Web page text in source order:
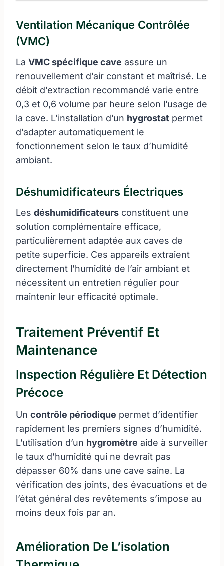
Ventilation Mécanique Contrôlée
(VMC)
La VMC spécifique cave assure un
renouvellement d’air constant et maîtrisé. Le
débit d’extraction recommandé varie entre
0,3 et 0,6 volume par heure selon l’usage de
la cave. L’installation d’un hygrostat permet
d’adapter automatiquement le
fonctionnement selon le taux d’humidité
ambiant.
Déshumidificateurs Électriques
Les déshumidificateurs constituent une
solution complémentaire efficace,
particulièrement adaptée aux caves de
petite superficie. Ces appareils extraient
directement l’humidité de l’air ambiant et
nécessitent un entretien régulier pour
maintenir leur efficacité optimale.
Traitement Préventif Et
Maintenance
Inspection Régulière Et Détection
Précoce
Un contrôle périodique permet d’identifier
rapidement les premiers signes d’humidité.
L’utilisation d’un hygromètre aide à surveiller
le taux d’humidité qui ne devrait pas
dépasser 60% dans une cave saine. La
vérification des joints, des évacuations et de
l’état général des revêtements s’impose au
moins deux fois par an.
Amélioration De L’isolation